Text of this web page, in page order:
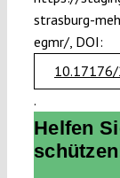
strasburg-
egmr/, DOI:
.
Helfen